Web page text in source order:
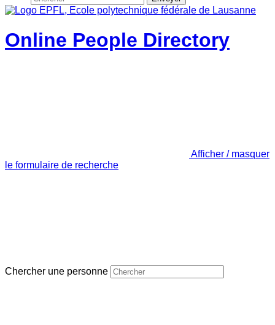
Online People Directory
Afficher / masquer
le formulaire de recherche
Chercher une personne